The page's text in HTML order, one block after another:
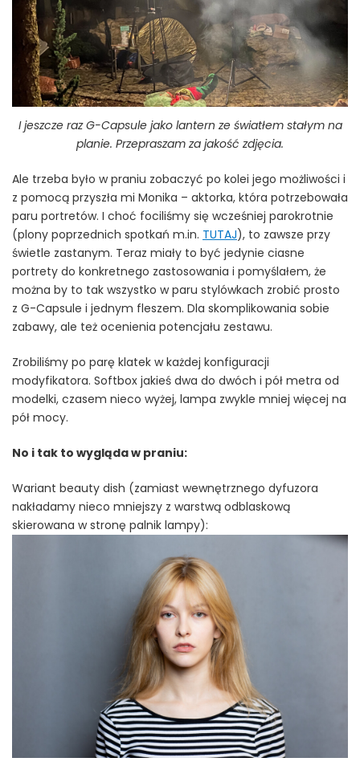
I jeszcze raz G-Capsule jako lantern ze światłem stałym na
planie. Przepraszam za jakość zdjęcia.
Ale trzeba było w praniu zobaczyć po kolei jego możliwości i
z pomocą przyszła mi Monika – aktorka, która potrzebowała
paru portretów. I choć fociliśmy się wcześniej parokrotnie
(plony poprzednich spotkań m.in. TUTAJ), to zawsze przy
świetle zastanym. Teraz miały to być jedynie ciasne
portrety do konkretnego zastosowania i pomyślałem, że
można by to tak wszystko w paru stylówkach zrobić prosto
z G-Capsule i jednym fleszem. Dla skomplikowania sobie
zabawy, ale też ocenienia potencjału zestawu.
Zrobiliśmy po parę klatek w każdej konfiguracji
modyfikatora. Softbox jakieś dwa do dwóch i pół metra od
modelki, czasem nieco wyżej, lampa zwykle mniej więcej na
pół mocy.
No i tak to wygląda w praniu:
Wariant beauty dish (zamiast wewnętrznego dyfuzora
nakładamy nieco mniejszy z warstwą odblaskową
skierowana w stronę palnik lampy):